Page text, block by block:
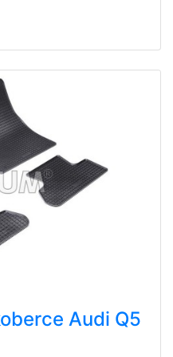
Audi Q5